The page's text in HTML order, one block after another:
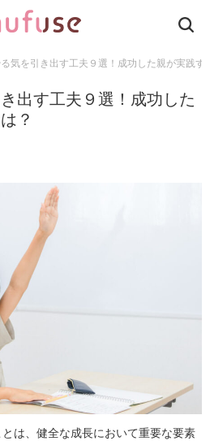
気を引き出す工夫９選！成功した親が実践す
出す工夫９選！成功した
？
は、健全な成長において重要な要素